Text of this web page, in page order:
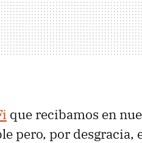
que recibamos en
pero, por desgracia,